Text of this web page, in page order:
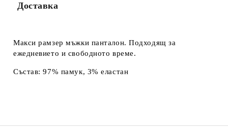
Доставка
Макси рамзер мъжки панталон. Подходящ за
ежедневието и свободното време.
Състав: 97% памук, 3% еластан